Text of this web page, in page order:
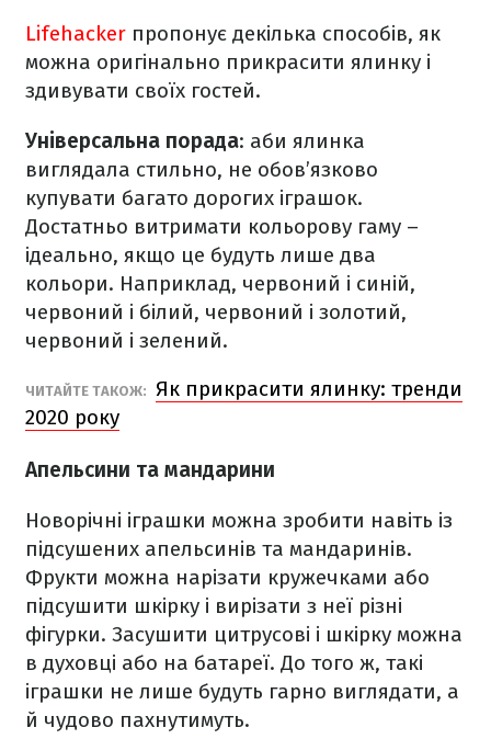
Lifehacker пропонує декілька способів, як
можна оригінально прикрасити ялинку і
здивувати своїх гостей.
Універсальна порада: аби ялинка
виглядала стильно, не обов’язково
купувати багато дорогих іграшок.
Достатньо витримати кольорову гаму –
ідеально, якщо це будуть лише два
кольори. Наприклад, червоний і синій,
червоний і білий, червоний і золотий,
червоний і зелений.
ЧИТАЙТЕ ТАКОЖ: Як прикрасити ялинку: тренди
2020 року
Апельсини та мандарини
Новорічні іграшки можна зробити навіть із
підсушених апельсинів та мандаринів.
Фрукти можна нарізати кружечками або
підсушити шкірку і вирізати з неї різні
фігурки. Засушити цитрусові і шкірку можна
в духовці або на батареї. До того ж, такі
іграшки не лише будуть гарно виглядати, а
й чудово пахнутимуть.